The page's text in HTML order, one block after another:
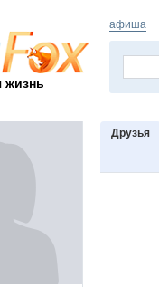
жизнь
афиша
Друзья